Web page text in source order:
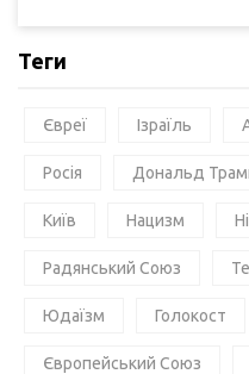
Теги
Євреї Ізраїль
Росія Дональд
Київ Нацизм
Радянський Союз
Юдаїзм Голокост
Європейський Союз